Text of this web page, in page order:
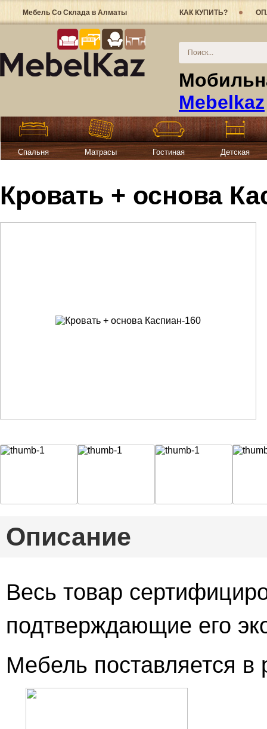
Мебель Со Склада в Алматы КАК КУПИТЬ?
Mebelkaz
Спальня Матрасы Гостиная Детская
Кровать + основа
Описание
Весь товар
подтверждающие его
Мебель поставляется в